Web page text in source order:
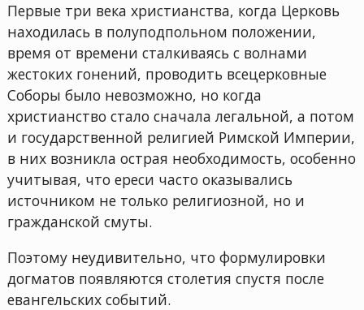
Первые три века христианства, когда Церковь
находилась в полуподпольном положении,
время от времени сталкиваясь с волнами
жестоких гонений, проводить всецерковные
Соборы было невозможно, но когда
христианство стало сначала легальной, а потом
и государственной религией Римской Империи,
в них возникла острая необходимость, особенно
учитывая, что ереси часто оказывались
источником не только религиозной, но и
гражданской смуты.
Поэтому неудивительно, что формулировки
догматов появляются столетия спустя после
евангельских событий.